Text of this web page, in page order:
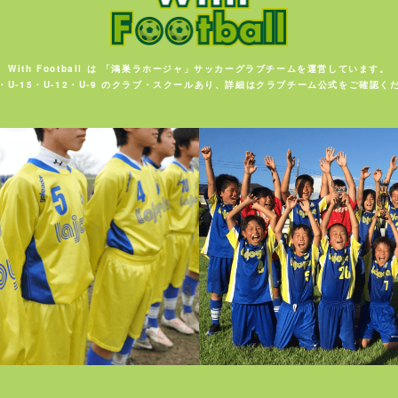
With Football は 「鴻巣ラホージャ」サッカーグラブチームを運営しています。
U-15・U-12・U-9 のクラブ・スクールあり、詳細はクラブチーム公式をご確認く